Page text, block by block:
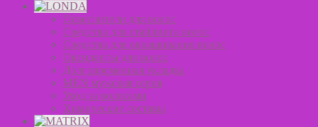
Осветлители для волос
Средства для стайлинга волос
Средства для окрашивания волос
Оксиданты для волос
Долговременная укладка
MEN мужская серия
Уход за волосами
Химические составы